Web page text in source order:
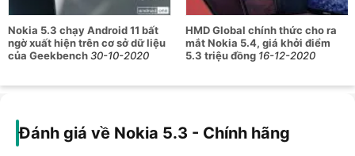
nằm trong phân khúc tầm trung, đây là 4 camera tiên tiến có
thể cho ra những bức hình tuyệt đẹp tưởng chừng chỉ DSLR
mới làm được.
nhiếp ảnh của bạn hoàn toàn được đảm bảo nhờ khẩu độ
chụp ảnh như chân dung AI, AI nhận dạng, hiệu ứng sao,...
nhé, đảm bảo bạn sẽ “ghiền” cho mà coi.
Nokia 5.3 chạy Android 11 bất
ngờ xuất hiện trên cơ sở dữ liệu
của Geekbench30-10-2020
HMD Global chính thức cho ra
mắt Nokia 5.4, giá khởi điểm
5.3 triệu đồng 16-12-2020
Đánh giá về Nokia 5.3 - Chính hãng